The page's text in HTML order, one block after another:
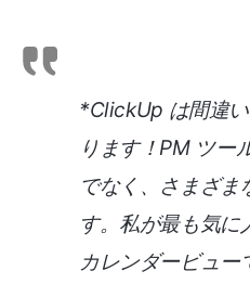
*ClickUp は間違
ります！PM ツー
でなく、さまざま
す。私が最も気に
カレンダービュー